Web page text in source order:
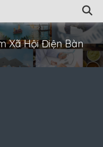
Xã Hội Điện Bàn